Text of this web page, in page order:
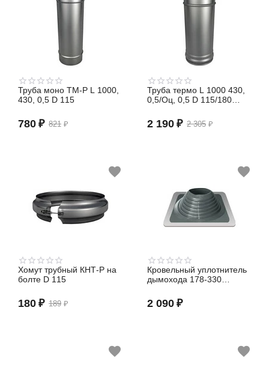
Труба моно TM-P L 1000,
430, 0,5 D 115
821 ₽
780 ₽
Труба термо L 1000 430,
0,5/Оц, 0,5 D 115/180
2 305 ₽
2 190 ₽
Хомут трубный КНТ-Р на
болте D 115
189 ₽
180 ₽
Кровельный уплотнитель
дымохода 178-330
силиконовый
серебристый)
2 090 ₽